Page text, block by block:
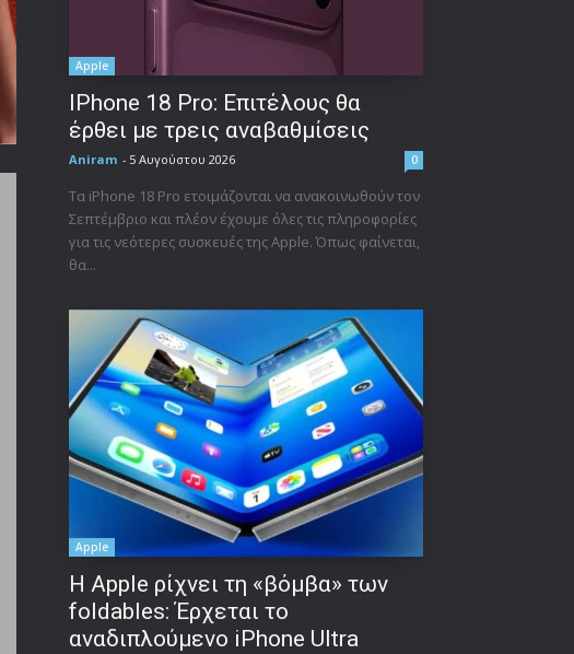
Apple
IPhone 18 Pro: Επιτέλους θα
έρθει με τρεις αναβαθμίσεις
Aniram - 5 Αυγούστου 2026 0
Τα iPhone 18 Pro ετοιμάζονται να ανακοινωθούν τον
Σεπτέμβριο και πλέον έχουμε όλες τις πληροφορίες
για τις νεότερες συσκευές της Apple. Όπως φαίνεται,
θα...
Apple
Η Apple ρίχνει τη «βόμβα» των
foldables: Έρχεται το
αναδιπλούμενο iPhone Ultra